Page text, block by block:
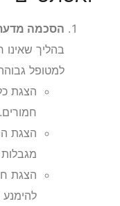
הסכמה
בהליך שאינו
למטופל
הצגת
חמורים.
הצגת
הצגת
להימנע